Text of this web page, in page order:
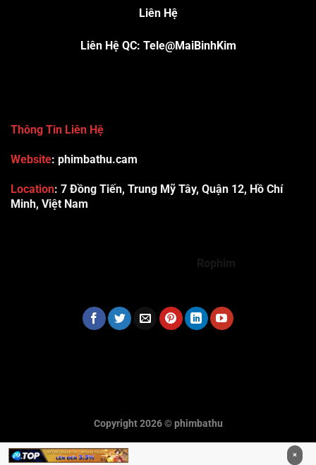
Liên Hệ
Liên Hệ QC: Tele@MaiBinhKim
Thông Tin Liên Hệ
Website: phimbathu.cam
Location: 7 Đồng Tiến, Trung Mỹ Tây, Quận 12, Hồ Chí
Minh, Việt Nam
Rophim
Copyright 2026 ©phimbathu
×